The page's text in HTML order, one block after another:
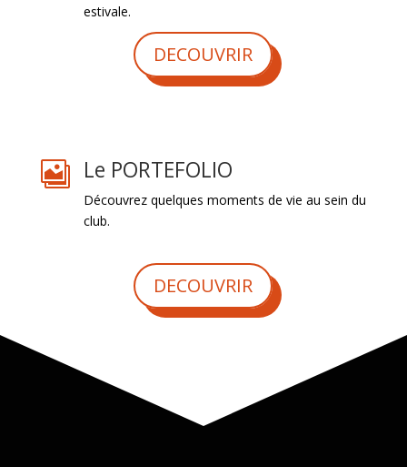
estivale.
DECOUVRIR
 Le PORTEFOLIO
Découvrez quelques moments de vie au sein du
club.
DECOUVRIR